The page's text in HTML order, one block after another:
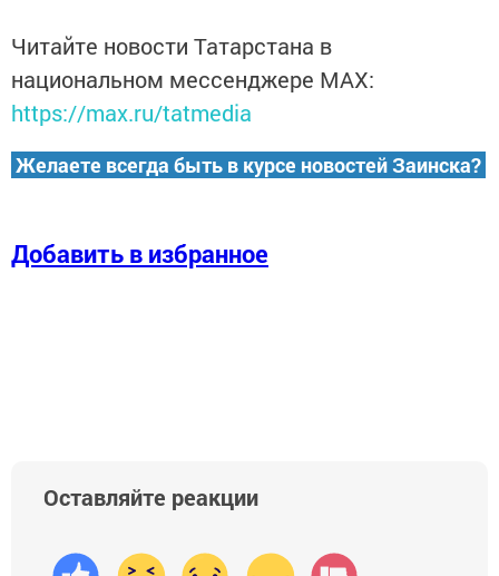
Читайте новости Татарстана в
национальном мессенджере MАХ:
https://max.ru/tatmedia
Желаете всегда быть в курсе новостей Заинска?
Добавить в избранное
Оставляйте реакции